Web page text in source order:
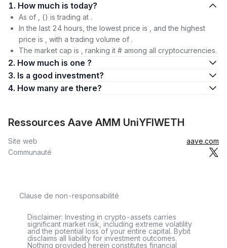
1. How much is today?
As of , () is trading at .
In the last 24 hours, the lowest price is , and the highest
price is , with a trading volume of .
The market cap is , ranking it # among all cryptocurrencies.
2. How much is one ?
3. Is a good investment?
4. How many are there?
Ressources Aave AMM UniYFIWETH
Site web
aave.com
Communauté
Clause de non-responsabilité
Disclaimer: Investing in crypto-assets carries
significant market risk, including extreme volatility
and the potential loss of your entire capital. Bybit
disclaims all liability for investment outcomes.
Nothing provided herein constitutes financial